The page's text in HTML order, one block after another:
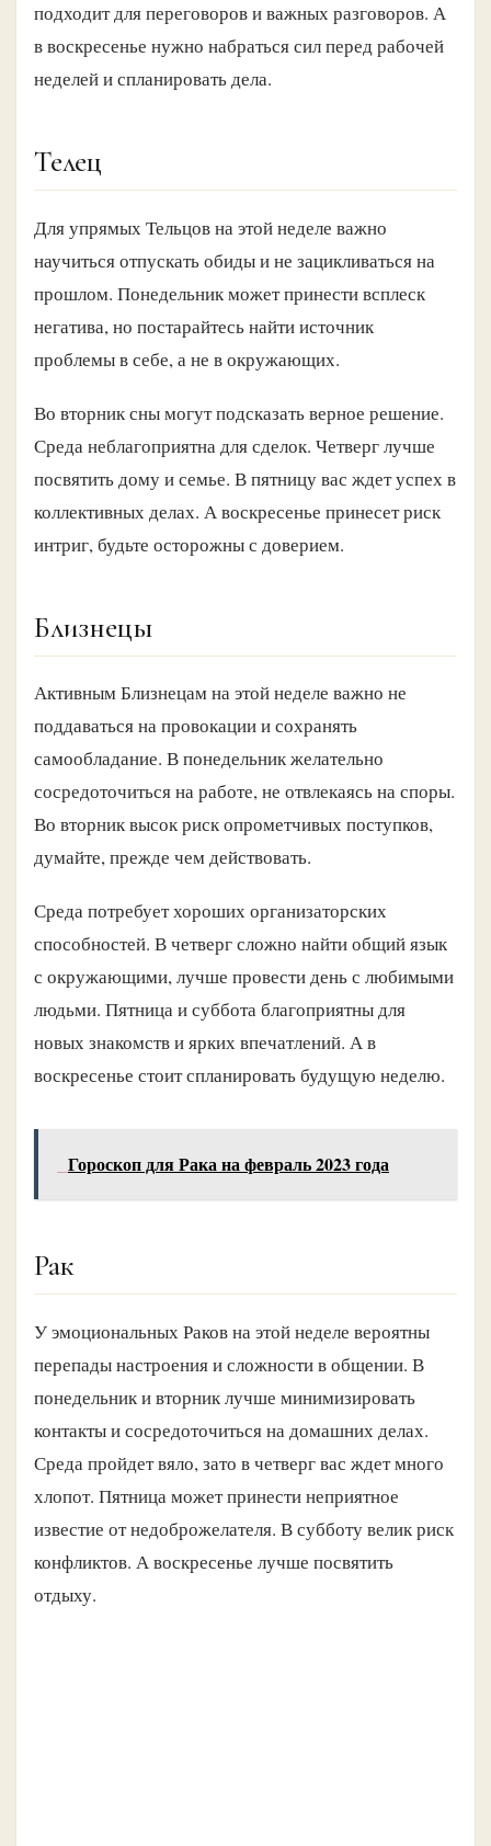
подходит для переговоров и важных разговоров. А
в воскресенье нужно набраться сил перед рабочей
неделей и спланировать дела.
Телец
Для упрямых Тельцов на этой неделе важно
научиться отпускать обиды и не зацикливаться на
прошлом. Понедельник может принести всплеск
негатива, но постарайтесь найти источник
проблемы в себе, а не в окружающих.
Во вторник сны могут подсказать верное решение.
Среда неблагоприятна для сделок. Четверг лучше
посвятить дому и семье. В пятницу вас ждет успех в
коллективных делах. А воскресенье принесет риск
интриг, будьте осторожны с доверием.
Близнецы
Активным Близнецам на этой неделе важно не
поддаваться на провокации и сохранять
самообладание. В понедельник желательно
сосредоточиться на работе, не отвлекаясь на споры.
Во вторник высок риск опрометчивых поступков,
думайте, прежде чем действовать.
Среда потребует хороших организаторских
способностей. В четверг сложно найти общий язык
с окружающими, лучше провести день с любимыми
людьми. Пятница и суббота благоприятны для
новых знакомств и ярких впечатлений. А в
воскресенье стоит спланировать будущую неделю.
Гороскоп для Рака на февраль 2023 года
Рак
У эмоциональных Раков на этой неделе вероятны
перепады настроения и сложности в общении. В
понедельник и вторник лучше минимизировать
контакты и сосредоточиться на домашних делах.
Среда пройдет вяло, зато в четверг вас ждет много
хлопот. Пятница может принести неприятное
известие от недоброжелателя. В субботу велик риск
конфликтов. А воскресенье лучше посвятить
отдыху.